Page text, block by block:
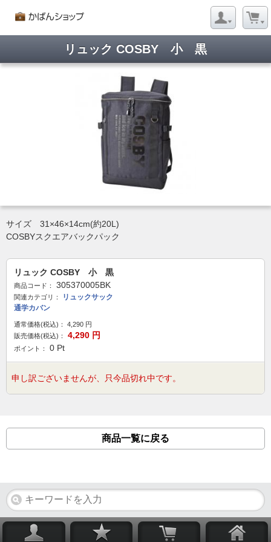
リュック COSBY 小 黒
サイズ 31×46×14cm(約20L)
COSBYスクエアバックパック
リュック COSBY 小 黒
商品コード： 305370005BK
関連カテゴリ：
リュックサック
通学カバン
通常価格(税込)： 4,290 円
販売価格(税込)：
4,290 円
ポイント： 0 Pt
申し訳ございませんが、只今品切れ中です。
商品一覧に戻る